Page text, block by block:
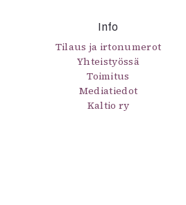
Info
Tilaus ja irtonumerot
Yhteistyössä
Toimitus
Mediatiedot
Kaltio ry